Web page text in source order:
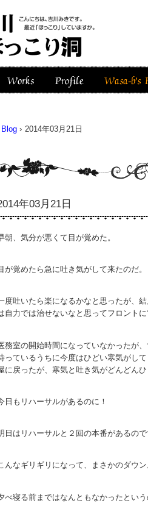
Blog › 2014年03月21日
年03月21日
朝、気分が悪くて目が覚めた。
が覚めたら急に吐き気がして来たのだ。
度吐いたら楽になるかなと思ったが、
自力では治せないなと思ってフロントに
務室の開始時間になっていなかったが
っているうちに今度はひどい寒気がし
に戻ったが、寒気と吐き気がどんどん
日もリハーサルがあるのに！
日はリハーサルと２回の本番があるので
んなギリギリになって、まさかのダウン
べ寝る前まではなんともなかったという